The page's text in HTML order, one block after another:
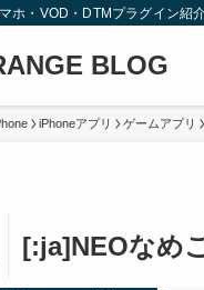
ホ・VOD・DTMプラグイン紹
BLOG
iPhoneアプリ ゲームアプリ
[:ja]NEOなめ